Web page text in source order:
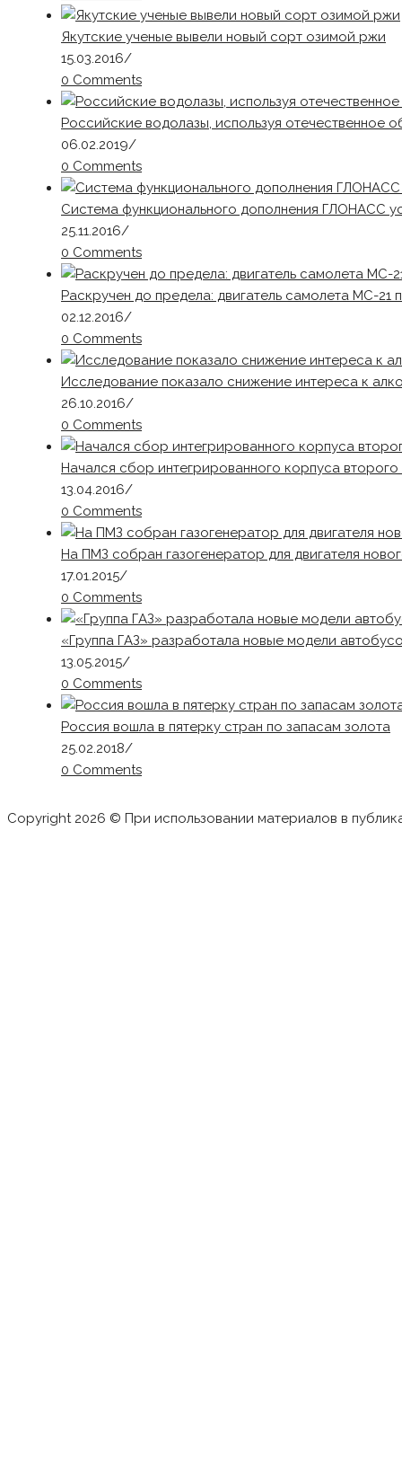
Якутские ученые вывели новый сорт озимой ржи
15.03.2016/
0 Comments
Российские водолазы, используя отечественное
06.02.2019/
0 Comments
Система функционального дополнения ГЛОНАСС
25.11.2016/
0 Comments
Раскручен до предела: двигатель самолета МС-21
02.12.2016/
0 Comments
Исследование показало снижение интереса к
26.10.2016/
0 Comments
Начался сбор интегрированного корпуса
13.04.2016/
0 Comments
На ПМЗ собран газогенератор для двигателя
17.01.2015/
0 Comments
«Группа ГАЗ» разработала новые модели
13.05.2015/
0 Comments
Россия вошла в пятерку стран по запасам золота
25.02.2018/
0 Comments
Copyright 2026 © При использовании материалов в